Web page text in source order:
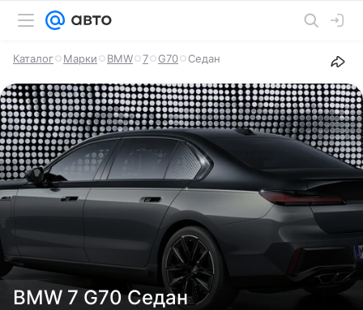
Каталог Марки BMW 7 G70 Седан
BMW 7 G70 Седан